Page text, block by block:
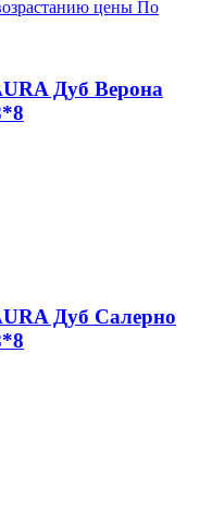
цены По
Дуб Верона
Дуб Салерно